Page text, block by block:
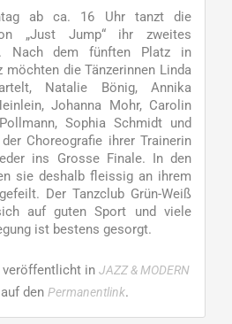
ab ca. 16 Uhr tanzt die
„Just Jump“ ihr zweites
Nach dem fünften Platz in
möchten die Tänzerinnen Linda
Natalie Bönig, Annika
Johanna Mohr, Carolin
Sophia Schmidt und
Choreografie ihrer Trainerin
ins Grosse Finale. In den
sie deshalb fleissig an ihrem
Der Tanzclub Grün-Weiß
auf guten Sport und viele
ist bestens gesorgt.
veröffentlicht in JAZZ & MODERN
den Permanentlink.